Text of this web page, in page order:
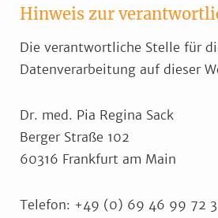
Hinweis zur
Die verantwortliche Stelle für
Datenverarbeitung auf dieser
Dr. med. Pia Regina Sack
Berger Straße 102
60316 Frankfurt am Main
Telefon: +49 (0) 69 46 99